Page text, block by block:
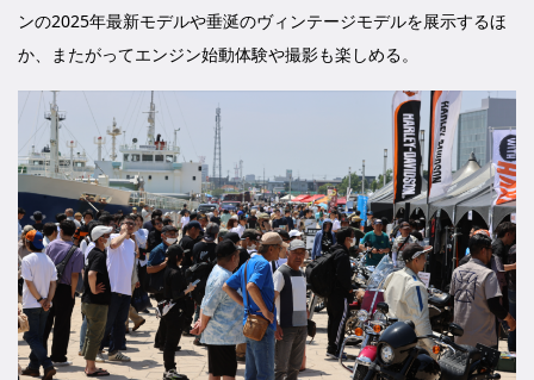
ンの2025年最新モデルや垂涎のヴィンテージモデルを展示するほ
か、またがってエンジン始動体験や撮影も楽しめる。